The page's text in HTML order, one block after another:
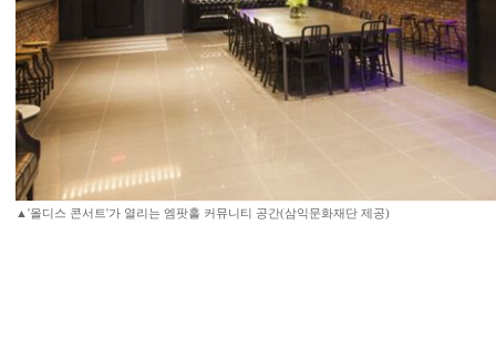
▲'올디스 콘서트'가 열리는 엠팟홀 커뮤니티 공간(삼익문화재단 제공)